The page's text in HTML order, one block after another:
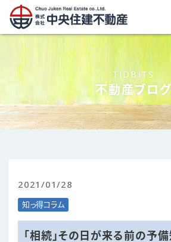
TIDBITS
不動産ブログ
2021/01/28
知っ得コラム
「相続」その日が来る前の予